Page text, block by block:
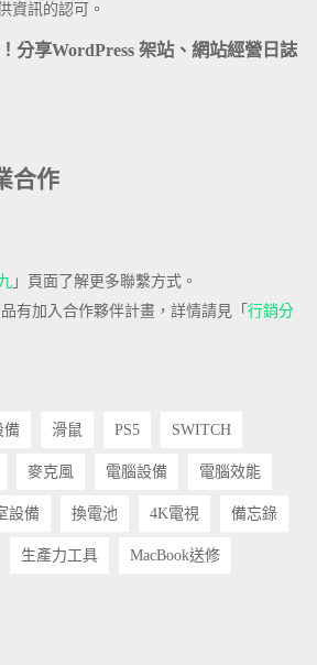
資訊的認可。
分享WordPress 架站、網站經營日誌
合作
」頁面了解更多聯繫方式。
有加入合作夥伴計畫，詳情請見「 行銷分
備 滑鼠 PS5 SWITCH
麥克風 電腦設備 電腦效能
設備 換電池 4K電視 備忘錄
生產力工具 MacBook送修